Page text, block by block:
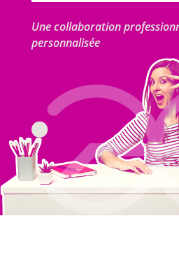
Une collaboration
personnalisée